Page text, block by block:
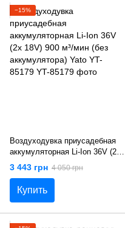
−15%
Воздуходувка приусадебная
аккумуляторная Li-Ion 36V (2х
18V) 900 м³/мин (без
аккумулятора) Yato YT-85179
3 443 грн 4 050 грн
Купить